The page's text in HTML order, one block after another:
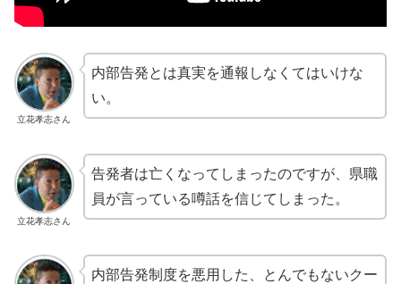
立花孝志さん
内部告発とは真実を通報しなくてはいけな
い。
立花孝志さん
告発者は亡くなってしまったのですが、県職
員が言っている噂話を信じてしまった。
内部告発制度を悪用した、とんでもないクー